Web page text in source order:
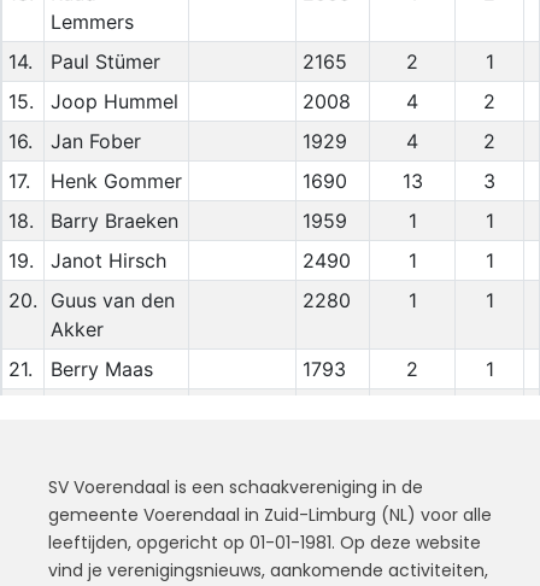
SV Voerendaal is een schaakvereniging in de
gemeente Voerendaal in Zuid-Limburg (NL) voor alle
leeftijden, opgericht op 01-01-1981. Op deze website
vind je verenigingsnieuws, aankomende activiteiten,